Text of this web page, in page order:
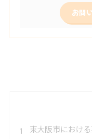
お問
東大阪市におけ